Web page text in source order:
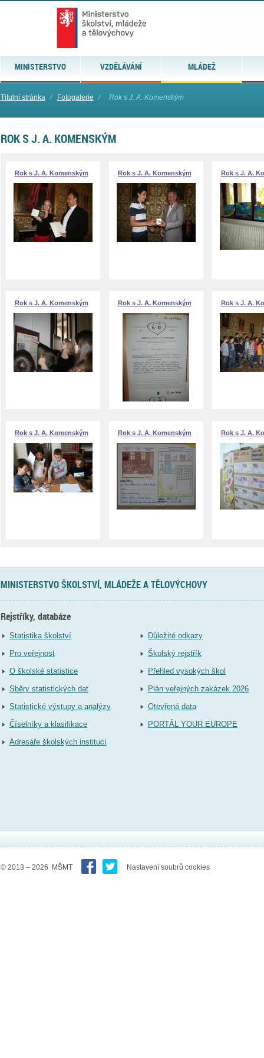
MINISTERSTVO VZDĚLÁVÁNÍ MLÁDEŽ
Titulní stránka ⁄ Fotogalerie ⁄ Rok s J. A. Komenským
ROK S J. A. KOMENSKÝM
Rok s J. A. Komenským Rok s J. A. Komenským Rok s J. A.
Rok s J. A. Komenským Rok s J. A. Komenským Rok s J. A.
Rok s J. A. Komenským Rok s J. A. Komenským Rok s J. A.
MINISTERSTVO ŠKOLSTVÍ, MLÁDEŽE A TĚLOVÝCHOVY
Rejstříky, databáze
Statistika školství
Pro veřejnost
O školské statistice
Sběry statistických dat
Statistické výstupy a analýzy
Číselníky a klasifikace
Adresáře školských institucí
Důležité odkazy
Školský rejstřík
Přehled vysokých škol
Plán veřejných zakázek 2026
Otevřená data
PORTÁL YOUR EUROPE
© 2013 – 2026 MŠMT Nastavení soubrů cookies